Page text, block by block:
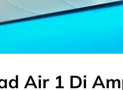
Air 1 Di